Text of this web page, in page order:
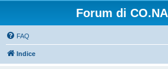
Forum di
FAQ
Indice